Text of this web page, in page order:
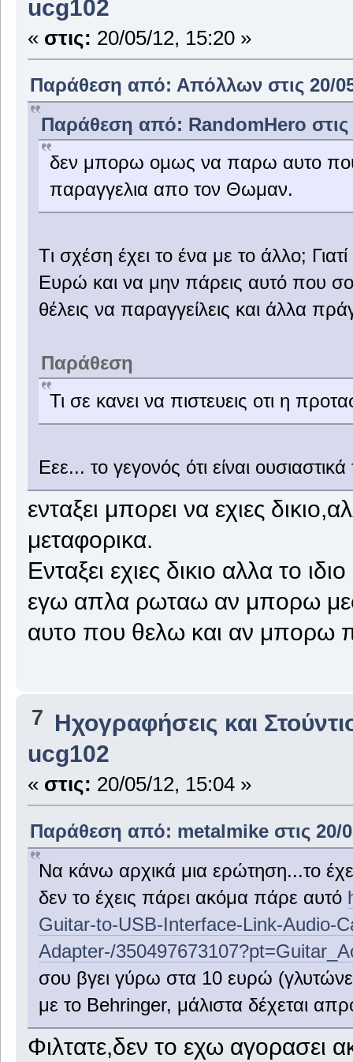
ucg102
« στις: 20/05/12, 15:20 »
Παράθεση από: Απόλλων στις 20/
Παράθεση από: RandomHero στις
δεν μπορω ομως να παρω αυτο
παραγγελια απο τον Θωμαν.
Tι σχέση έχει το ένα με το άλλο;
Ευρώ και να μην πάρεις αυτό που
θέλεις να παραγγείλεις και άλλα
Παράθεση
Τι σε κανει να πιστευεις οτι η
Εεε... το γεγονός ότι είναι
ενταξει μπορει να εχιες
μεταφορικα.
Ενταξει εχιες δικιο αλλα το
εγω απλα ρωταω αν μπορω
αυτο που θελω και αν μπορω
7 Ηχογραφήσεις και
ucg102
« στις: 20/05/12, 15:04 »
Παράθεση από: metalmike στις 20/
Να κάνω αρχικά μια ερώτηση...το
δεν το έχεις πάρει ακόμα πάρε αυτό
Guitar-to-USB-Interface-Link-Audio-
Adapter-/
σου βγει γύρω στα 10 ευρώ
με το Behringer, μάλιστα δέχεται
Φιλτατε,δεν το εχω